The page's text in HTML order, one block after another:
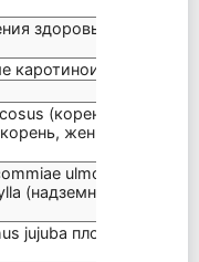
здоровья
каротиноиды, биотин)
(корень и
женьшеня
ulmoides кора,
(надземные части),
jujuba плоды, Lycium